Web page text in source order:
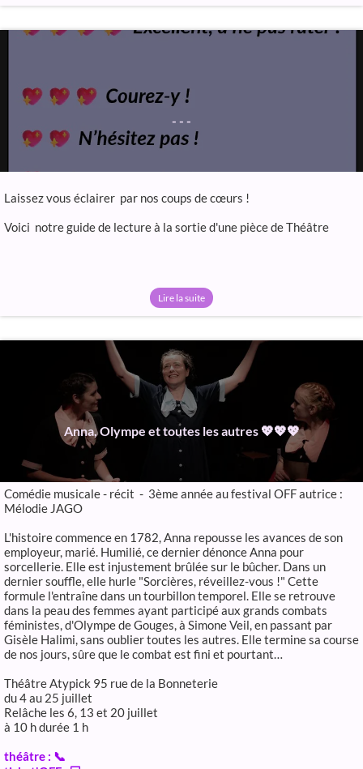
- - -
Laissez vous éclairer par nos coups de cœurs !
Voici notre guide de lecture à la sortie d'une pièce de Théâtre
Lire la suite
Anna, Olympe et toutes les autres 💖💖💖
Comédie musicale - récit - 3ème année au festival OFF autrice :
Mélodie JAGO
L'histoire commence en 1782, Anna repousse les avances de son
employeur, marié. Humilié, ce dernier dénonce Anna pour
sorcellerie. Elle est injustement brûlée sur le bûcher. Dans un
dernier souffle, elle hurle "Sorcières, réveillez-vous !" Cette
formule l'entraîne dans un tourbillon temporel. Elle se retrouve
dans la peau des femmes ayant participé aux grands combats
féministes, d'Olympe de Gouges, à Simone Veil, en passant par
Gisèle Halimi, sans oublier toutes les autres. Elle termine sa course
de nos jours, sûre que le combat est fini et pourtant…
Théâtre Atypick 95 rue de la Bonneterie
du 4 au 25 juillet
Relâche les 6, 13 et 20 juillet
à 10 h durée 1 h
théâtre : 📞